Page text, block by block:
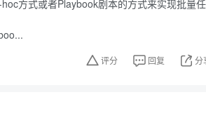
方式或者Playbook剧本的方式来实现批量任
评分 回复 分